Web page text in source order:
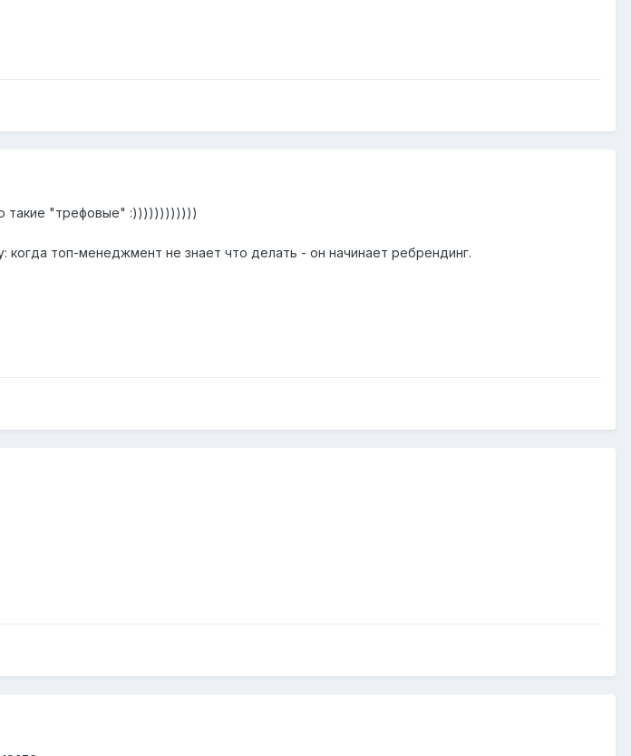
такие "трефовые" :))))))))))))
топ-менеджмент не знает что делать - он начинает ребрендинг.